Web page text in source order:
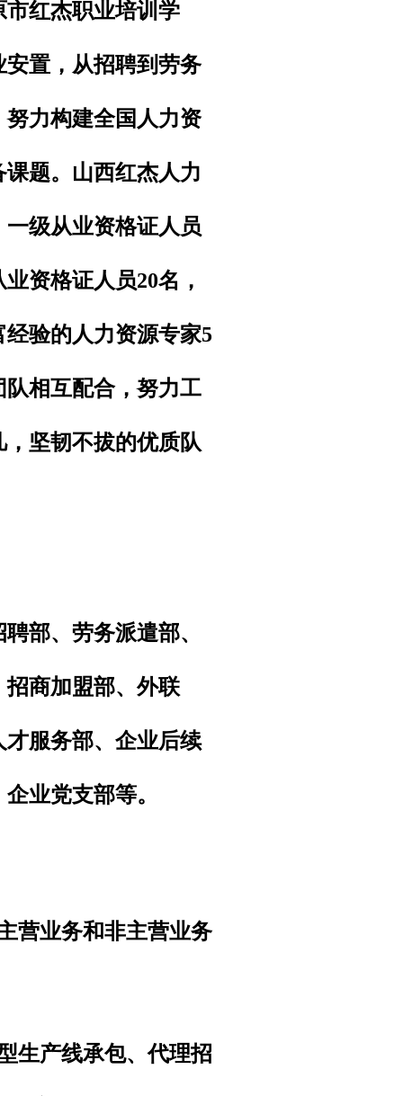
红杰职业培训学
置，从招聘到劳务
力构建全国人力资
题。 山西红杰人力
级从业资格证人员
资格证人员20名，
验的人力资源专家5
相互配合，努力工
坚韧不拔的优质队
部、劳务派遣部、
商加盟部、外联
服务部、企业后续
业党支部等。
营业务和非主营业务
生产线承包、代理招